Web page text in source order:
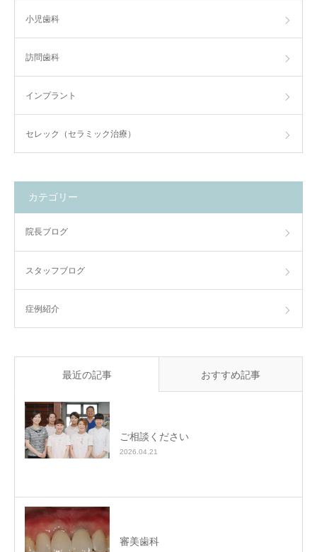
小児歯科
訪問歯科
インプラント
セレック（セラミック治療）
カテゴリー
院長ブログ
スタッフブログ
症例紹介
最近の記事 おすすめ記事
ご相談ください
2026.04.21
審美歯科